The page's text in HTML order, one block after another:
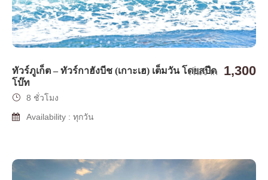
ทัวร์ภูเก็ต – ทัวร์กาฮังบีช (เกาะเฮ) เต็มวัน โดยสปีด
โบ๊ท
เริ่มจาก 1,300
8 ชั่วโมง
Availability : ทุกวัน